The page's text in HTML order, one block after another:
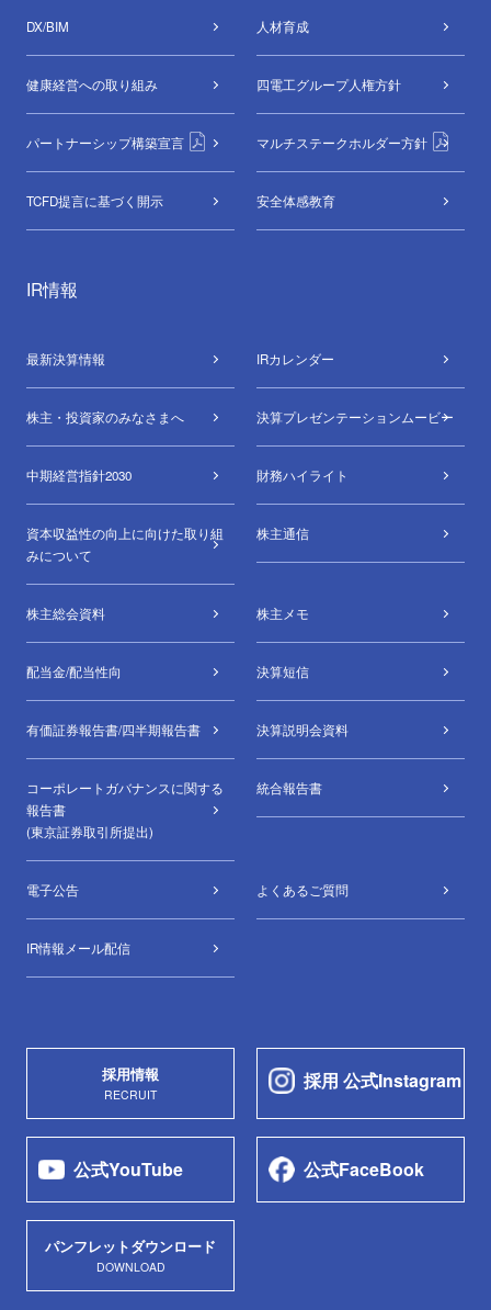
DX/BIM ⼈材育成
健康経営への取り組み 四電工グループ人権方針
パートナーシップ構築宣言 マルチステークホルダー方針
TCFD提言に基づく開示 安全体感教育
IR情報
最新決算情報 IRカレンダー
株主・投資家のみなさまへ 決算プレゼンテーションムービー
中期経営指針2030 財務ハイライト
資本収益性の向上に向けた取り組
みについて
株主通信
株主総会資料 株主メモ
配当金/配当性向 決算短信
有価証券報告書/四半期報告書 決算説明会資料
コーポレートガバナンスに関する
報告書
(東京証券取引所提出)
統合報告書
電子公告 よくあるご質問
IR情報メール配信
採用情報
RECRUIT
採用 公式Instagram
公式YouTube 公式FaceBook
パンフレットダウンロード
DOWNLOAD